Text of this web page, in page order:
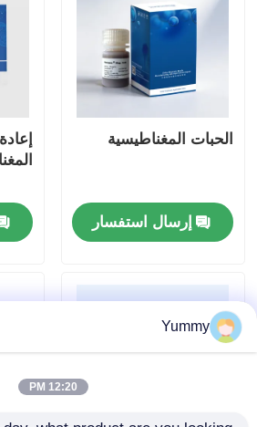
الحبات المغناطيسية
إرسال استفسار
Yummy
12:20 PM